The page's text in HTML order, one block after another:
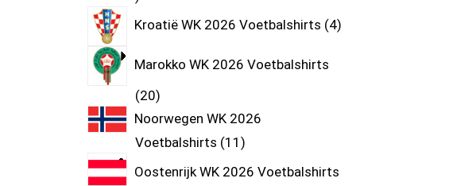
Kroatië WK 2026 Voetbalshirts 4
Marokko WK 2026 Voetbalshirts
20
Noorwegen WK 2026
Voetbalshirts 11
Oostenrijk WK 2026 Voetbalshirts